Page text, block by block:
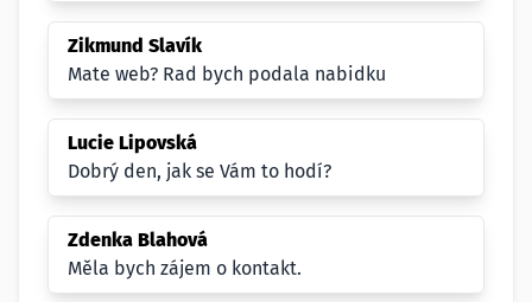
Zikmund Slavík
Mate web? Rad bych podala nabidku
Lucie Lipovská
Dobrý den, jak se Vám to hodí?
Zdenka Blahová
Měla bych zájem o kontakt.